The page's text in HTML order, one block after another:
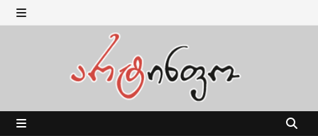
Skip
to MENU